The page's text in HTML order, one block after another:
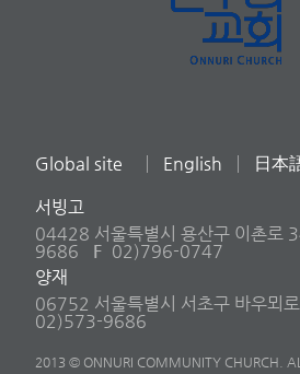
Global site English 日本
서빙고
04428 서울특별시 용산구 이촌로
9686
F 02)796-0747
양재
06752 서울특별시 서초구 바우뫼
02)573-9686
2013 © ONNURI COMMUNITY CHURCH.